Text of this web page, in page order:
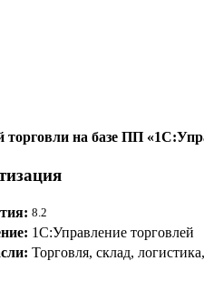
торговли на базе ПП
8.2
1С:Управление торговлей
Торговля, склад,